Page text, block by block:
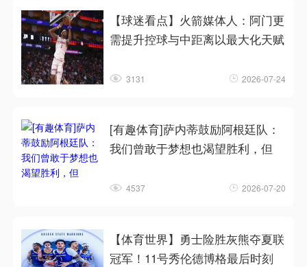
【球迷看点】火箭媒体人：阿门更
需提升控球与中距离以最大化天赋
3131 2026-07-24
[有趣体育]萨内蒂鼓励阿根廷队：
我们曾敢于梦想也渴望胜利，但
4537 2026-07-20
【体育世界】勇士险胜灰熊夺夏联
冠军！11号秀伦德博格最后时刻